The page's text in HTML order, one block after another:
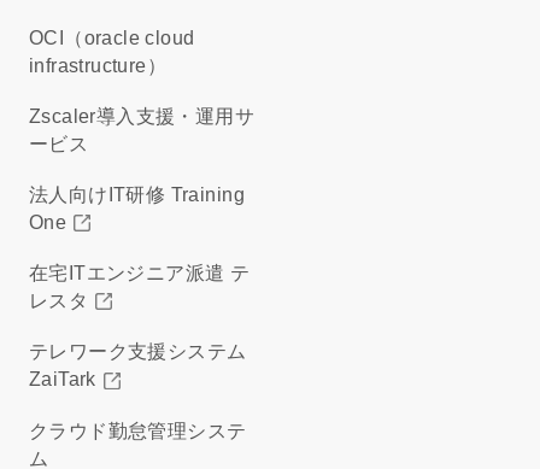
OCI（oracle cloud
infrastructure）
Zscaler導入支援・運用サ
ービス
法人向けIT研修 Training
One
在宅ITエンジニア派遣 テ
レスタ
テレワーク支援システム
ZaiTark
クラウド勤怠管理システ
ム